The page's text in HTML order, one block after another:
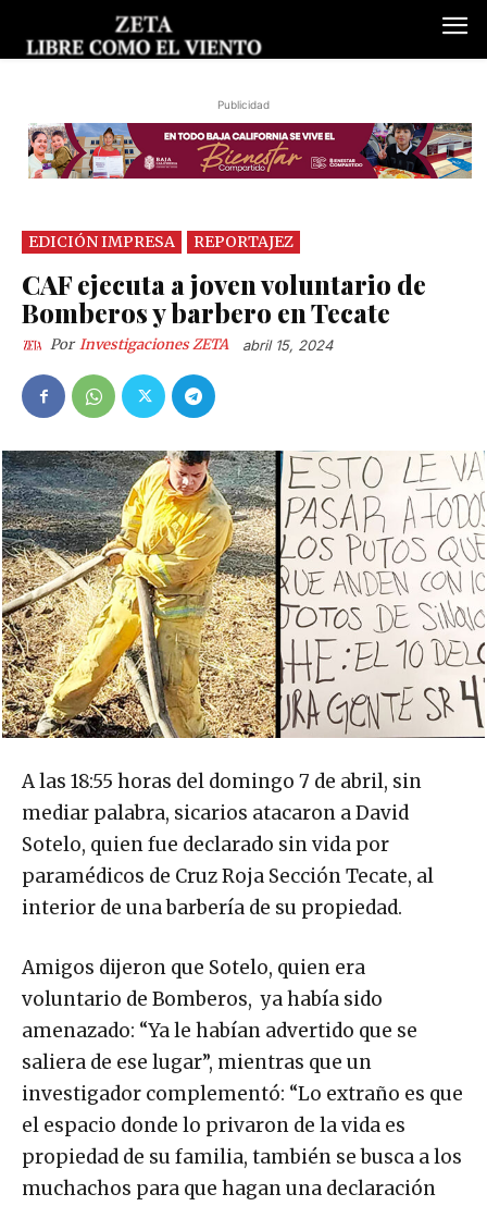
Publicidad
EDICIÓN IMPRESA REPORTAJEZ
CAF ejecuta a joven voluntario de
Bomberos y barbero en Tecate
Por Investigaciones ZETA abril 15, 2024
A las 18:55 horas del domingo 7 de abril, sin
mediar palabra, sicarios atacaron a David
Sotelo, quien fue declarado sin vida por
paramédicos de Cruz Roja Sección Tecate, al
interior de una barbería de su propiedad.
Amigos dijeron que Sotelo, quien era
voluntario de Bomberos, ya había sido
amenazado: “Ya le habían advertido que se
saliera de ese lugar”, mientras que un
investigador complementó: “Lo extraño es que
el espacio donde lo privaron de la vida es
propiedad de su familia, también se busca a los
muchachos para que hagan una declaración